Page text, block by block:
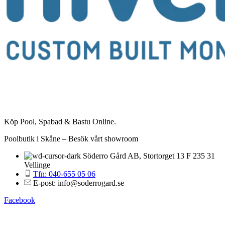
Köp Pool, Spabad & Bastu Online.
Poolbutik i Skåne – Besök vårt showroom
Söderro Gård AB, Stortorget 13 F 235 31
Vellinge
Tfn: 040-655 05 06
E-post: info@soderrogard.se
Facebook